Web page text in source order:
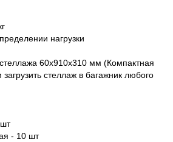
нагрузки
60х910х310 мм (Компактная
загрузить стеллаж в багажник любого
- 10 шт